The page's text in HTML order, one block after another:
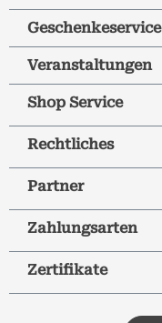
Geschenkeservice
Veranstaltungen
Shop Service
Rechtliches
Partner
Zahlungsarten
Zertifikate